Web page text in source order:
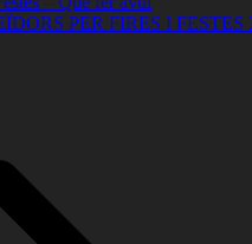
PER FIRES I FESTES